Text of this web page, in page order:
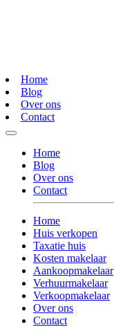
Home
Blog
Over ons
Contact
Home
Blog
Over ons
Contact
Home
Huis verkopen
Taxatie huis
Kosten makelaar
Aankoopmakelaar
Verhuurmakelaar
Verkoopmakelaar
Over ons
Contact